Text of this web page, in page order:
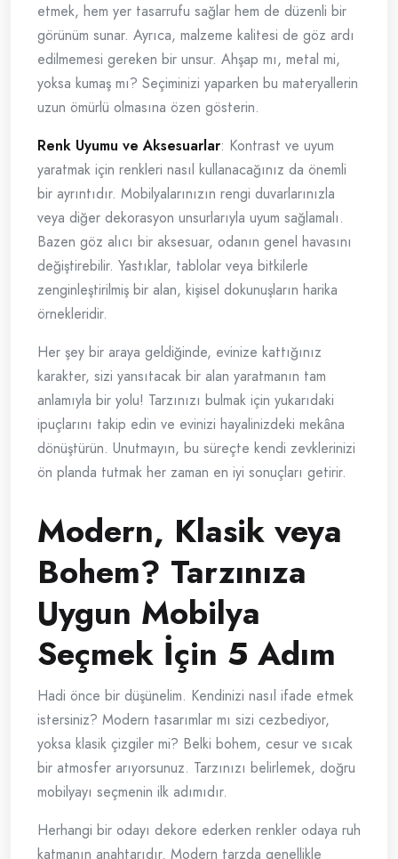
etmek, hem yer tasarrufu sağlar hem de düzenli bir
görünüm sunar. Ayrıca, malzeme kalitesi de göz ardı
edilmemesi gereken bir unsur. Ahşap mı, metal mi,
yoksa kumaş mı? Seçiminizi yaparken bu materyallerin
uzun ömürlü olmasına özen gösterin.
Renk Uyumu ve Aksesuarlar: Kontrast ve uyum
yaratmak için renkleri nasıl kullanacağınız da önemli
bir ayrıntıdır. Mobilyalarınızın rengi duvarlarınızla
veya diğer dekorasyon unsurlarıyla uyum sağlamalı.
Bazen göz alıcı bir aksesuar, odanın genel havasını
değiştirebilir. Yastıklar, tablolar veya bitkilerle
zenginleştirilmiş bir alan, kişisel dokunuşların harika
örnekleridir.
Her şey bir araya geldiğinde, evinize kattığınız
karakter, sizi yansıtacak bir alan yaratmanın tam
anlamıyla bir yolu! Tarzınızı bulmak için yukarıdaki
ipuçlarını takip edin ve evinizi hayalinizdeki mekâna
dönüştürün. Unutmayın, bu süreçte kendi zevklerinizi
ön planda tutmak her zaman en iyi sonuçları getirir.
Modern, Klasik veya
Bohem? Tarzınıza
Uygun Mobilya
Seçmek İçin 5 Adım
Hadi önce bir düşünelim. Kendinizi nasıl ifade etmek
istersiniz? Modern tasarımlar mı sizi cezbediyor,
yoksa klasik çizgiler mi? Belki bohem, cesur ve sıcak
bir atmosfer arıyorsunuz. Tarzınızı belirlemek, doğru
mobilyayı seçmenin ilk adımıdır.
Herhangi bir odayı dekore ederken renkler odaya ruh
katmanın anahtarıdır. Modern tarzda genellikle